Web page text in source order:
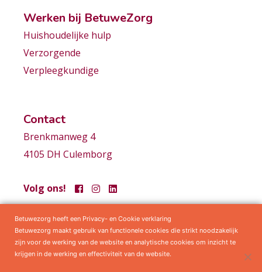
Werken bij BetuweZorg
Huishoudelijke hulp
Verzorgende
Verpleegkundige
Contact
Brenkmanweg 4
4105 DH Culemborg
Volg ons!
Samenwerkingen Privacy statement Algemene voorwaarden
Betuwezorg heeft een Privacy- en Cookie verklaring
Betuwezorg maakt gebruik van functionele cookies die strikt noodzakelijk
zijn voor de werking van de website en analytische cookies om inzicht te
krijgen in de werking en effectiviteit van de website.